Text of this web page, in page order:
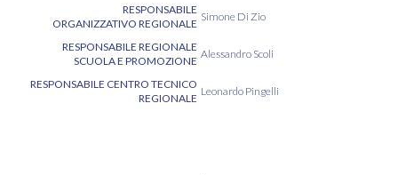
RESPONSABILE
ORGANIZZATIVO REGIONALE
Simone Di Zio
RESPONSABILE REGIONALE
SCUOLA E PROMOZIONE
Alessandro Scoli
RESPONSABILE CENTRO TECNICO
REGIONALE
Leonardo Pingelli